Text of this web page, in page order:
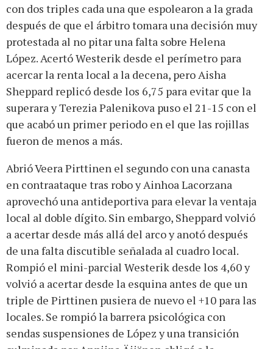
con dos triples cada una que espolearon a la grada
después de que el árbitro tomara una decisión muy
protestada al no pitar una falta sobre Helena
López. Acertó Westerik desde el perímetro para
acercar la renta local a la decena, pero Aisha
Sheppard replicó desde los 6,75 para evitar que la
superara y Terezia Palenikova puso el 21-15 con el
que acabó un primer periodo en el que las rojillas
fueron de menos a más.
Abrió Veera Pirttinen el segundo con una canasta
en contraataque tras robo y Ainhoa Lacorzana
aprovechó una antideportiva para elevar la ventaja
local al doble dígito. Sin embargo, Sheppard volvió
a acertar desde más allá del arco y anotó después
de una falta discutible señalada al cuadro local.
Rompió el mini-parcial Westerik desde los 4,60 y
volvió a acertar desde la esquina antes de que un
triple de Pirttinen pusiera de nuevo el +10 para las
locales. Se rompió la barrera psicológica con
sendas suspensiones de López y una transición